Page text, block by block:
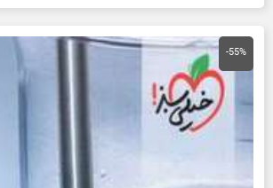
-55%